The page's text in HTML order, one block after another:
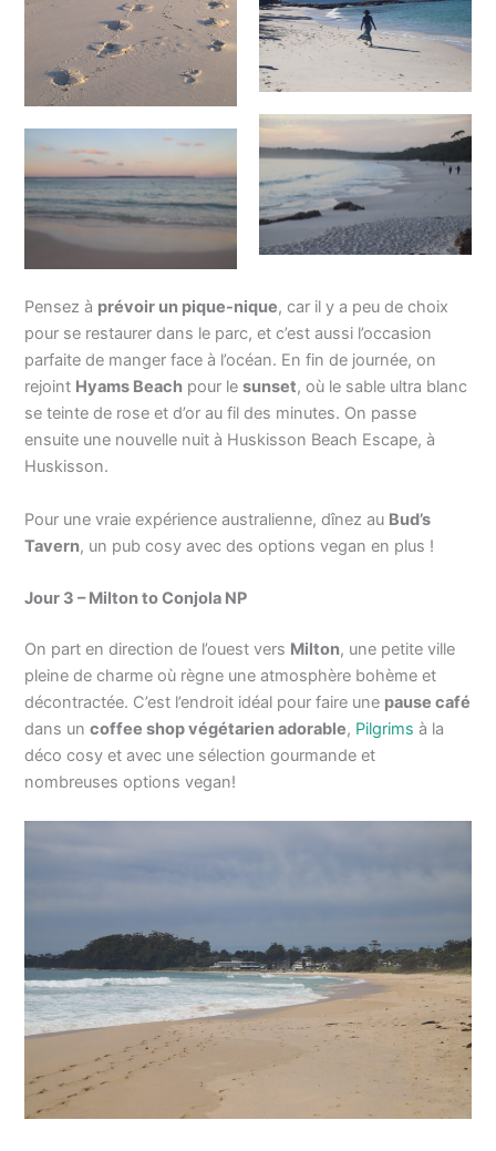
Pensez à prévoir un pique-nique, car il y a peu de choix
pour se restaurer dans le parc, et c’est aussi l’occasion
parfaite de manger face à l’océan. En fin de journée, on
rejoint Hyams Beach pour lesunset, où le sable ultra blanc
se teinte de rose et d’or au fil des minutes. On passe
ensuite une nouvelle nuit à Huskisson Beach Escape, à
Huskisson.
Pour une vraie expérience australienne, dînez au Bud’s
Tavern, un pub cosy avec des options vegan en plus !
Jour 3 – Milton to Conjola NP
On part en direction de l’ouest vers Milton, une petite ville
pleine de charme où règne une atmosphère bohème et
décontractée. C’est l’endroit idéal pour faire une pause café
dans uncoffee shop végétarien adorable, Pilgrims à la
déco cosy et avec une sélection gourmande et
nombreuses options vegan!